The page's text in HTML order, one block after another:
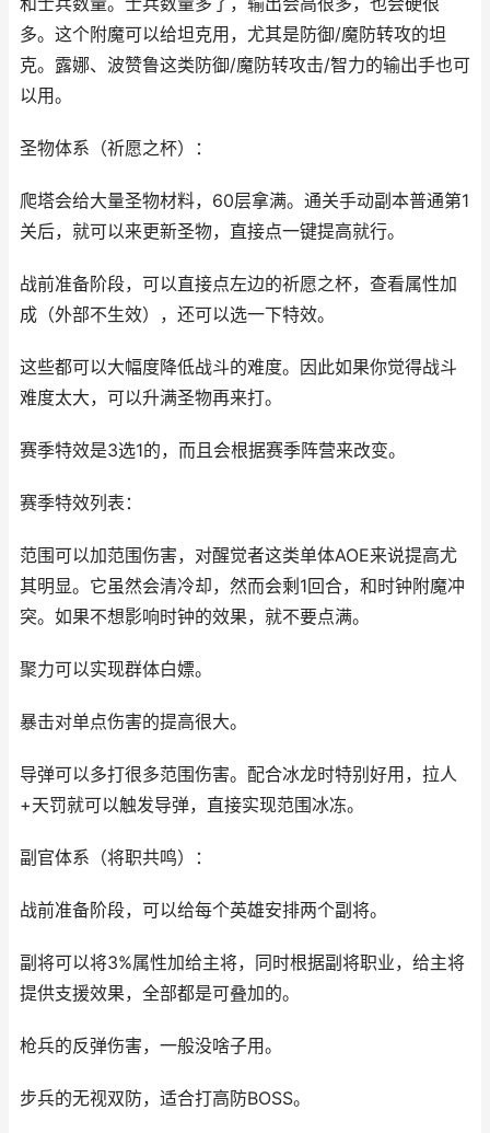
多。这个附魔可以给坦克用，尤其是防御/魔防转攻的坦
克。露娜、波赞鲁这类防御/魔防转攻击/智力的输出手也可
以用。
圣物体系（祈愿之杯）：
爬塔会给大量圣物材料，60层拿满。通关手动副本普通第1
关后，就可以来更新圣物，直接点一键提高就行。
战前准备阶段，可以直接点左边的祈愿之杯，查看属性加
成（外部不生效），还可以选一下特效。
这些都可以大幅度降低战斗的难度。因此如果你觉得战斗
难度太大，可以升满圣物再来打。
赛季特效是3选1的，而且会根据赛季阵营来改变。
赛季特效列表：
范围可以加范围伤害，对醒觉者这类单体AOE来说提高尤
其明显。它虽然会清冷却，然而会剩1回合，和时钟附魔冲
突。如果不想影响时钟的效果，就不要点满。
聚力可以实现群体白嫖。
暴击对单点伤害的提高很大。
导弹可以多打很多范围伤害。配合冰龙时特别好用，拉人
+天罚就可以触发导弹，直接实现范围冰冻。
副官体系（将职共鸣）：
战前准备阶段，可以给每个英雄安排两个副将。
副将可以将3%属性加给主将，同时根据副将职业，给主将
提供支援效果，全部都是可叠加的。
枪兵的反弹伤害，一般没啥子用。
步兵的无视双防，适合打高防BOSS。